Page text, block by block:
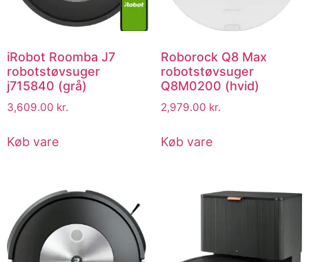
iRobot Roomba J7
robotstøvsuger
j715840 (grå)
3,609.00 kr.
Køb vare
Roborock Q8 Max
robotstøvsuger
Q8M0200 (hvid)
2,979.00 kr.
Køb vare